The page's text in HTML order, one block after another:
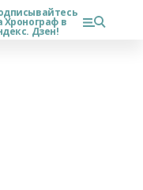
Хронограф в
Дзен!